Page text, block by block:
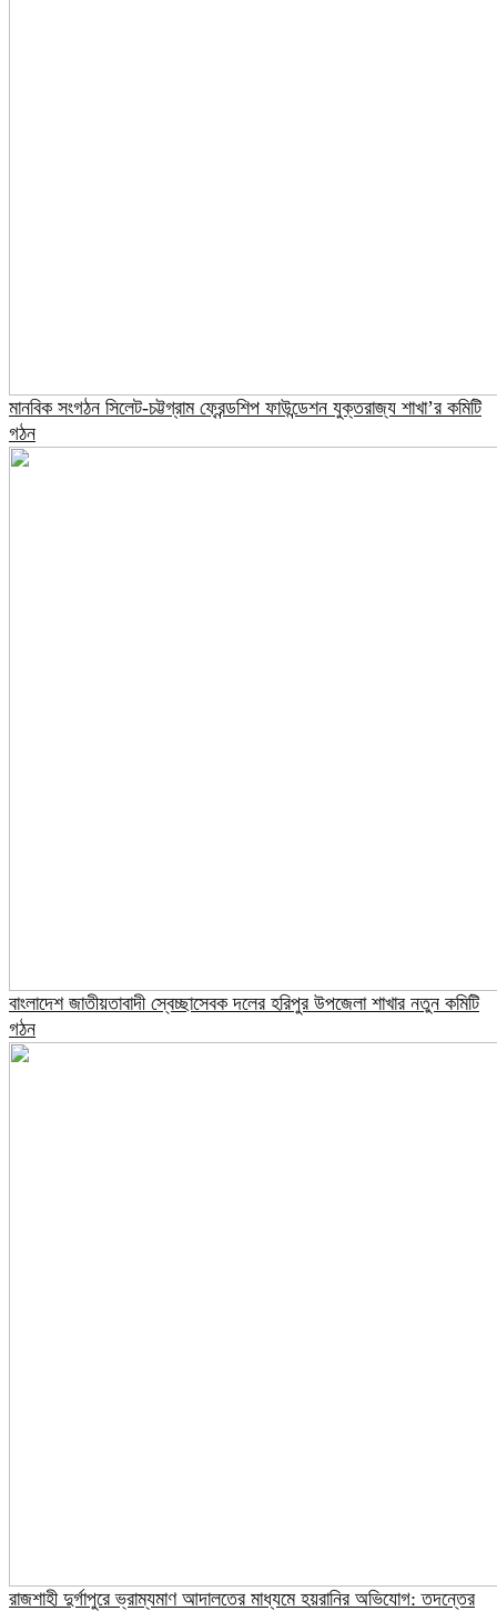
মানবিক সংগঠন সিলেট-চট্টগ্রাম ফ্রেন্ডশিপ ফাউন্ডেশন যুক্তরাজ্য শাখা’র কমিটি
গঠন
বাংলাদেশ জাতীয়তাবাদী স্বেচ্ছাসেবক দলের হরিপুর উপজেলা শাখার নতুন কমিটি
গঠন
রাজশাহী দুর্গাপুরে ভ্রাম্যমাণ আদালতের মাধ্যমে হয়রানির অভিযোগ: তদন্তের